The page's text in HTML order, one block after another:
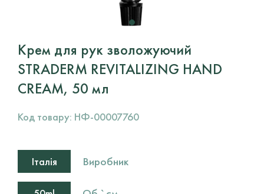
Крем для рук зволожуючий
STRADERM REVITALIZING HAND
CREAM, 50 мл
Код товару: НФ-00007760
Італія Виробник